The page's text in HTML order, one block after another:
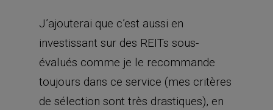
J’ajouterai que c’est aussi en
investissant sur des REITs sous-
évalués comme je le recommande
toujours dans ce service (mes critères
de sélection sont très drastiques), en